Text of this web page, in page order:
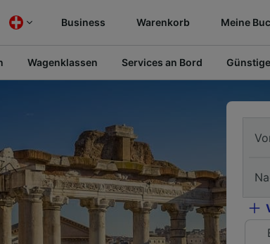
Business Warenkorb Meine
Wagenklassen Services an Bord